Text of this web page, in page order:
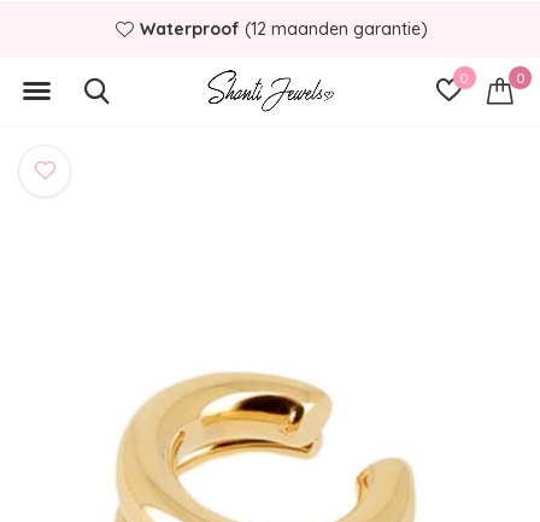
0 0
Waterproof (12 maanden garantie)